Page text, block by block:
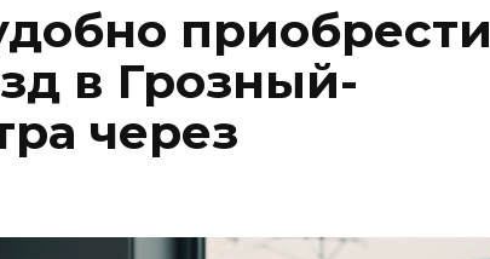
приобрести
в Грозный-
через